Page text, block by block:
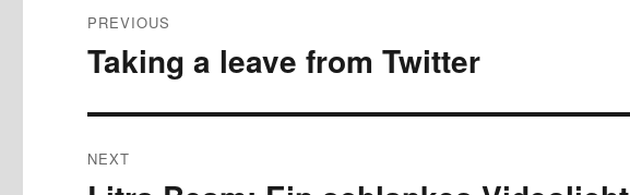
navigation
PREVIOUS
Previous
Taking a leave from Twitter
NEXT